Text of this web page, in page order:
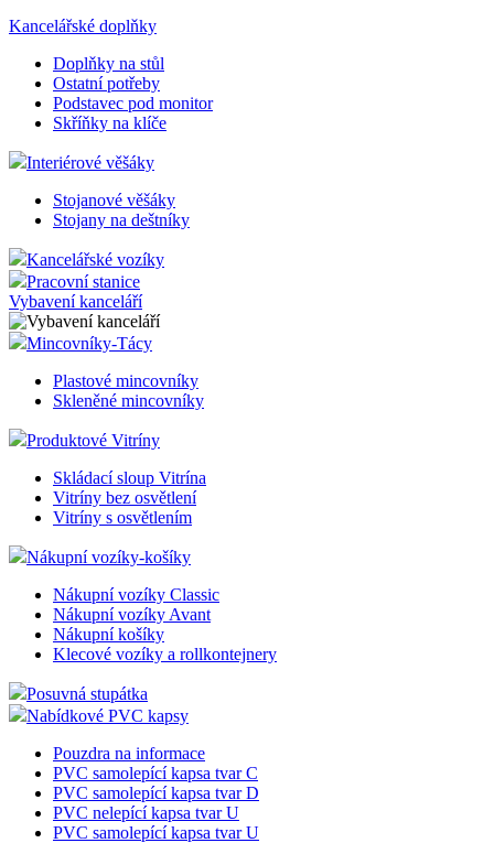
Kancelářské doplňky
Doplňky na stůl
Ostatní potřeby
Podstavec pod monitor
Skříňky na klíče
Interiérové věšáky
Stojanové věšáky
Stojany na deštníky
Kancelářské vozíky
Pracovní stanice
Vybavení kanceláří
Mincovníky-Tácy
Plastové mincovníky
Skleněné mincovníky
Produktové Vitríny
Skládací sloup Vitrína
Vitríny bez osvětlení
Vitríny s osvětlením
Nákupní vozíky-košíky
Nákupní vozíky Classic
Nákupní vozíky Avant
Nákupní košíky
Klecové vozíky a rollkontejnery
Posuvná stupátka
Nabídkové PVC kapsy
Pouzdra na informace
PVC samolepící kapsa tvar C
PVC samolepící kapsa tvar D
PVC nelepící kapsa tvar U
PVC samolepící kapsa tvar U